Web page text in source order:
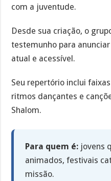
com a juventude.
Desde sua criação, o
testemunho para
atual e acessível.
Seu repertório inclui
ritmos dançantes e
Shalom.
Para quem é: jovens
animados, festivais
missão.